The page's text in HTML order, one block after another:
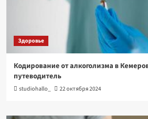
Здоровье
Кодирование от алкоголизма в
путеводитель
studiohallo_ 22 октября 2024